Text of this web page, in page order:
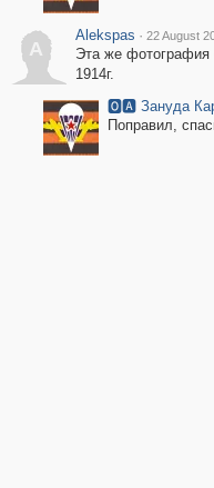
A
Alekspas · 22 August
Эта же фотография
1914г.
🅾🅰 Зануда
Поправил,